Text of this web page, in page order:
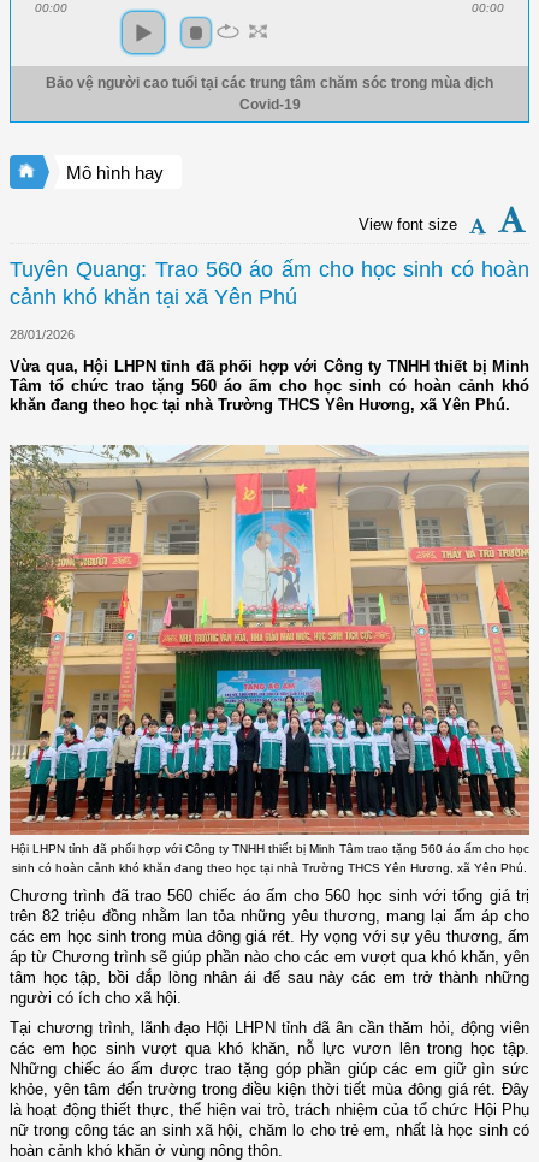
00:00 00:00
Bảo vệ người cao tuổi tại các trung tâm chăm sóc trong mùa dịch
Covid-19
Mô hình hay
View font size
Tuyên Quang: Trao 560 áo ấm cho học sinh có hoàn
cảnh khó khăn tại xã Yên Phú
28/01/2026
Vừa qua, Hội LHPN tỉnh đã phối hợp với Công ty TNHH thiết bị Minh
Tâm tổ chức trao tặng 560 áo ấm cho học sinh có hoàn cảnh khó
khăn đang theo học tại nhà Trường THCS Yên Hương, xã Yên Phú.
Hội LHPN tỉnh đã phối hợp với Công ty TNHH thiết bị Minh Tâm trao tặng 560 áo ấm cho học
sinh có hoàn cảnh khó khăn đang theo học tại nhà Trường THCS Yên Hương, xã Yên Phú.
Chương trình đã trao 560 chiếc áo ấm cho 560 học sinh với tổng giá trị
trên 82 triệu đồng nhằm lan tỏa những yêu thương, mang lại ấm áp cho
các em học sinh trong mùa đông giá rét. Hy vọng với sự yêu thương, ấm
áp từ Chương trình sẽ giúp phần nào cho các em vượt qua khó khăn, yên
tâm học tập, bồi đắp lòng nhân ái để sau này các em trở thành những
người có ích cho xã hội.
Tại chương trình, lãnh đạo Hội LHPN tỉnh đã ân cần thăm hỏi, động viên
các em học sinh vượt qua khó khăn, nỗ lực vươn lên trong học tập.
Những chiếc áo ấm được trao tặng góp phần giúp các em giữ gìn sức
khỏe, yên tâm đến trường trong điều kiện thời tiết mùa đông giá rét. Đây
là hoạt động thiết thực, thể hiện vai trò, trách nhiệm của tổ chức Hội Phụ
nữ trong công tác an sinh xã hội, chăm lo cho trẻ em, nhất là học sinh có
hoàn cảnh khó khăn ở vùng nông thôn.